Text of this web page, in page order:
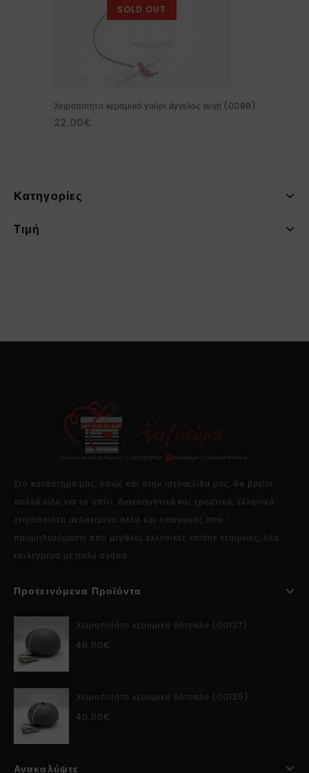
SOLD OUT
Χειροποίητο κεραμικό γούρι άγγελος ευχή (0098)
22.00€
Κατηγορίες
Τιμή
Στο κατάστημα μας, όπως και στην ιστοσελίδα μας, θα βρείτε
πολλά είδη για το σπίτι, διακοσμητικά και χρηστικά, ελληνικά
χειροποίητα αντικείμενα αλλά και εισαγωγής που
προμηθευόμαστε από μεγάλες ελληνικές επίσης εταιρείες, όλα
επιλεγμένα με πολύ αγάπη.
Προτεινόμενα Προϊόντα
Χειροποίητο κεραμικό βότσαλο (00137)
48.00€
Χειροποίητο κεραμικό βότσαλο (00135)
40.00€
Ανακαλύψτε